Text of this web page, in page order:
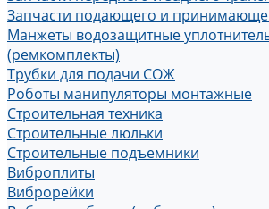
Запчасти подающего и
Манжеты водозащитные
(ремкомплекты)
Трубки для подачи СОЖ
Роботы манипуляторы монтажные
Строительная техника
Строительные люльки
Строительные подъемники
Виброплиты
Виброрейки